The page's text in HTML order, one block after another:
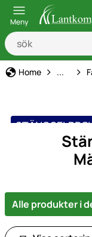
Meny
Home Djurart
...
Alle produkter i